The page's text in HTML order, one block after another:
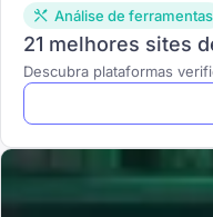
Análise de ferramentas
21 melhores sites
Descubra plataformas